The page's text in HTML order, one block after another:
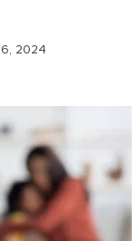
2024